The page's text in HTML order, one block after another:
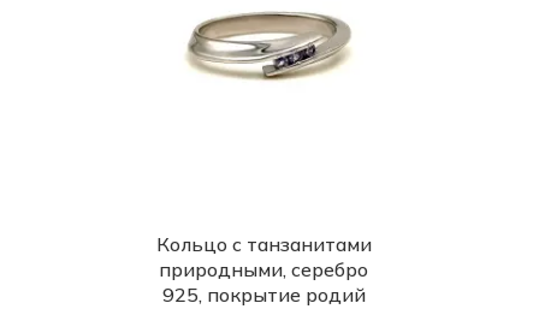
Кольцо с танзанитами
природными, серебро
925, покрытие родий